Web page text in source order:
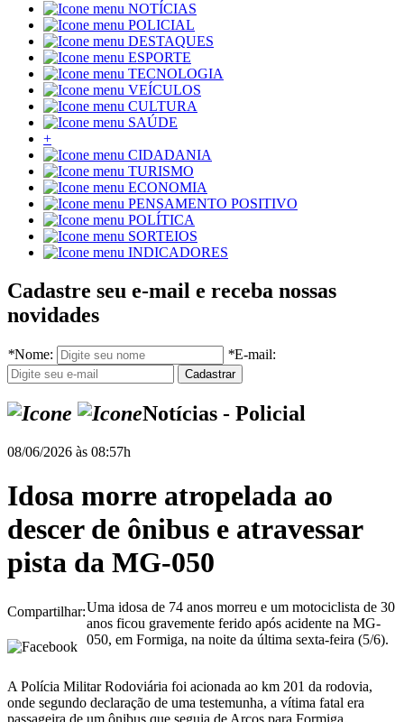
NOTÍCIAS
POLICIAL
DESTAQUES
ESPORTE
TECNOLOGIA
VEÍCULOS
CULTURA
SAÚDE
+
CIDADANIA
TURISMO
ECONOMIA
PENSAMENTO POSITIVO
POLÍTICA
SORTEIOS
INDICADORES
Cadastre seu e-mail e receba nossas
novidades
*Nome: *E-mail:
Notícias - Policial
08/06/2026 às 08:57h
Idosa morre atropelada ao
descer de ônibus e atravessar
pista da MG-050
Compartilhar:Uma idosa de 74 anos morreu e um motociclista de 30
anos ficou gravemente ferido após acidente na MG-
050, em Formiga, na noite da última sexta-feira (5/6).
A Polícia Militar Rodoviária foi acionada ao km 201 da rodovia,
onde segundo declaração de uma testemunha, a vítima fatal era
passageira de um ônibus que seguia de Arcos para Formiga.